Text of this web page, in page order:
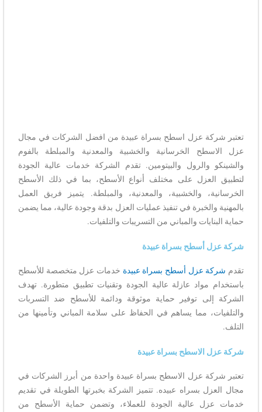
تعتبر شركة عزل اسطح بسراة عبيدة من افضل الشركات في مجال
عزل الاسطح الخرسانية والخشبية والمعدنية والمبلطة بالفوم
والشينكو والرول والبيتومين. تقدم الشركة خدمات عالية الجودة
لتطبيق العزل على مختلف أنواع الأسطح، بما في ذلك الأسطح
الخرسانية، والخشبية، والمعدنية، والمبلطة. يتميز فريق العمل
بالمهنية والخبرة في تنفيذ عمليات العزل بدقة وجودة عالية، مما يضمن
حماية البنايات والمباني من التسريبات والتلفيات.
شركة عزل أسطح بسراة عبيدة
تقدم شركة عزل أسطح بسراة عبيدة خدمات عزل متخصصة للأسطح
باستخدام مواد عازلة عالية الجودة وتقنيات تطبيق متطورة. تهدف
الشركة إلى توفير حماية موثوقة ودائمة للأسطح ضد التسربات
والتلفيات، مما يساهم في الحفاظ على سلامة المباني وتأمينها من
التلف.
شركة عزل الاسطح بسراة عبيدة
تعتبر شركة عزل الاسطح بسراة عبيدة واحدة من أبرز الشركات في
مجال العزل بسراه عبيده. تتميز الشركة بخبرتها الطويلة في تقديم
خدمات عزل عالية الجودة للعملاء، وتضمن حماية الأسطح من